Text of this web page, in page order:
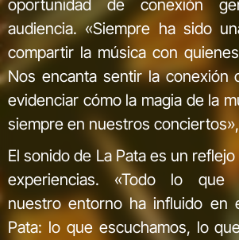
oportunidad de conexión
audiencia. «Siempre ha sido
compartir la música con
Nos encanta sentir la conexión
evidenciar cómo la magia de la
siempre en nuestros
El sonido de La Pata es un
experiencias. «Todo lo que
nuestro entorno ha influido en
Pata: lo que escuchamos, lo